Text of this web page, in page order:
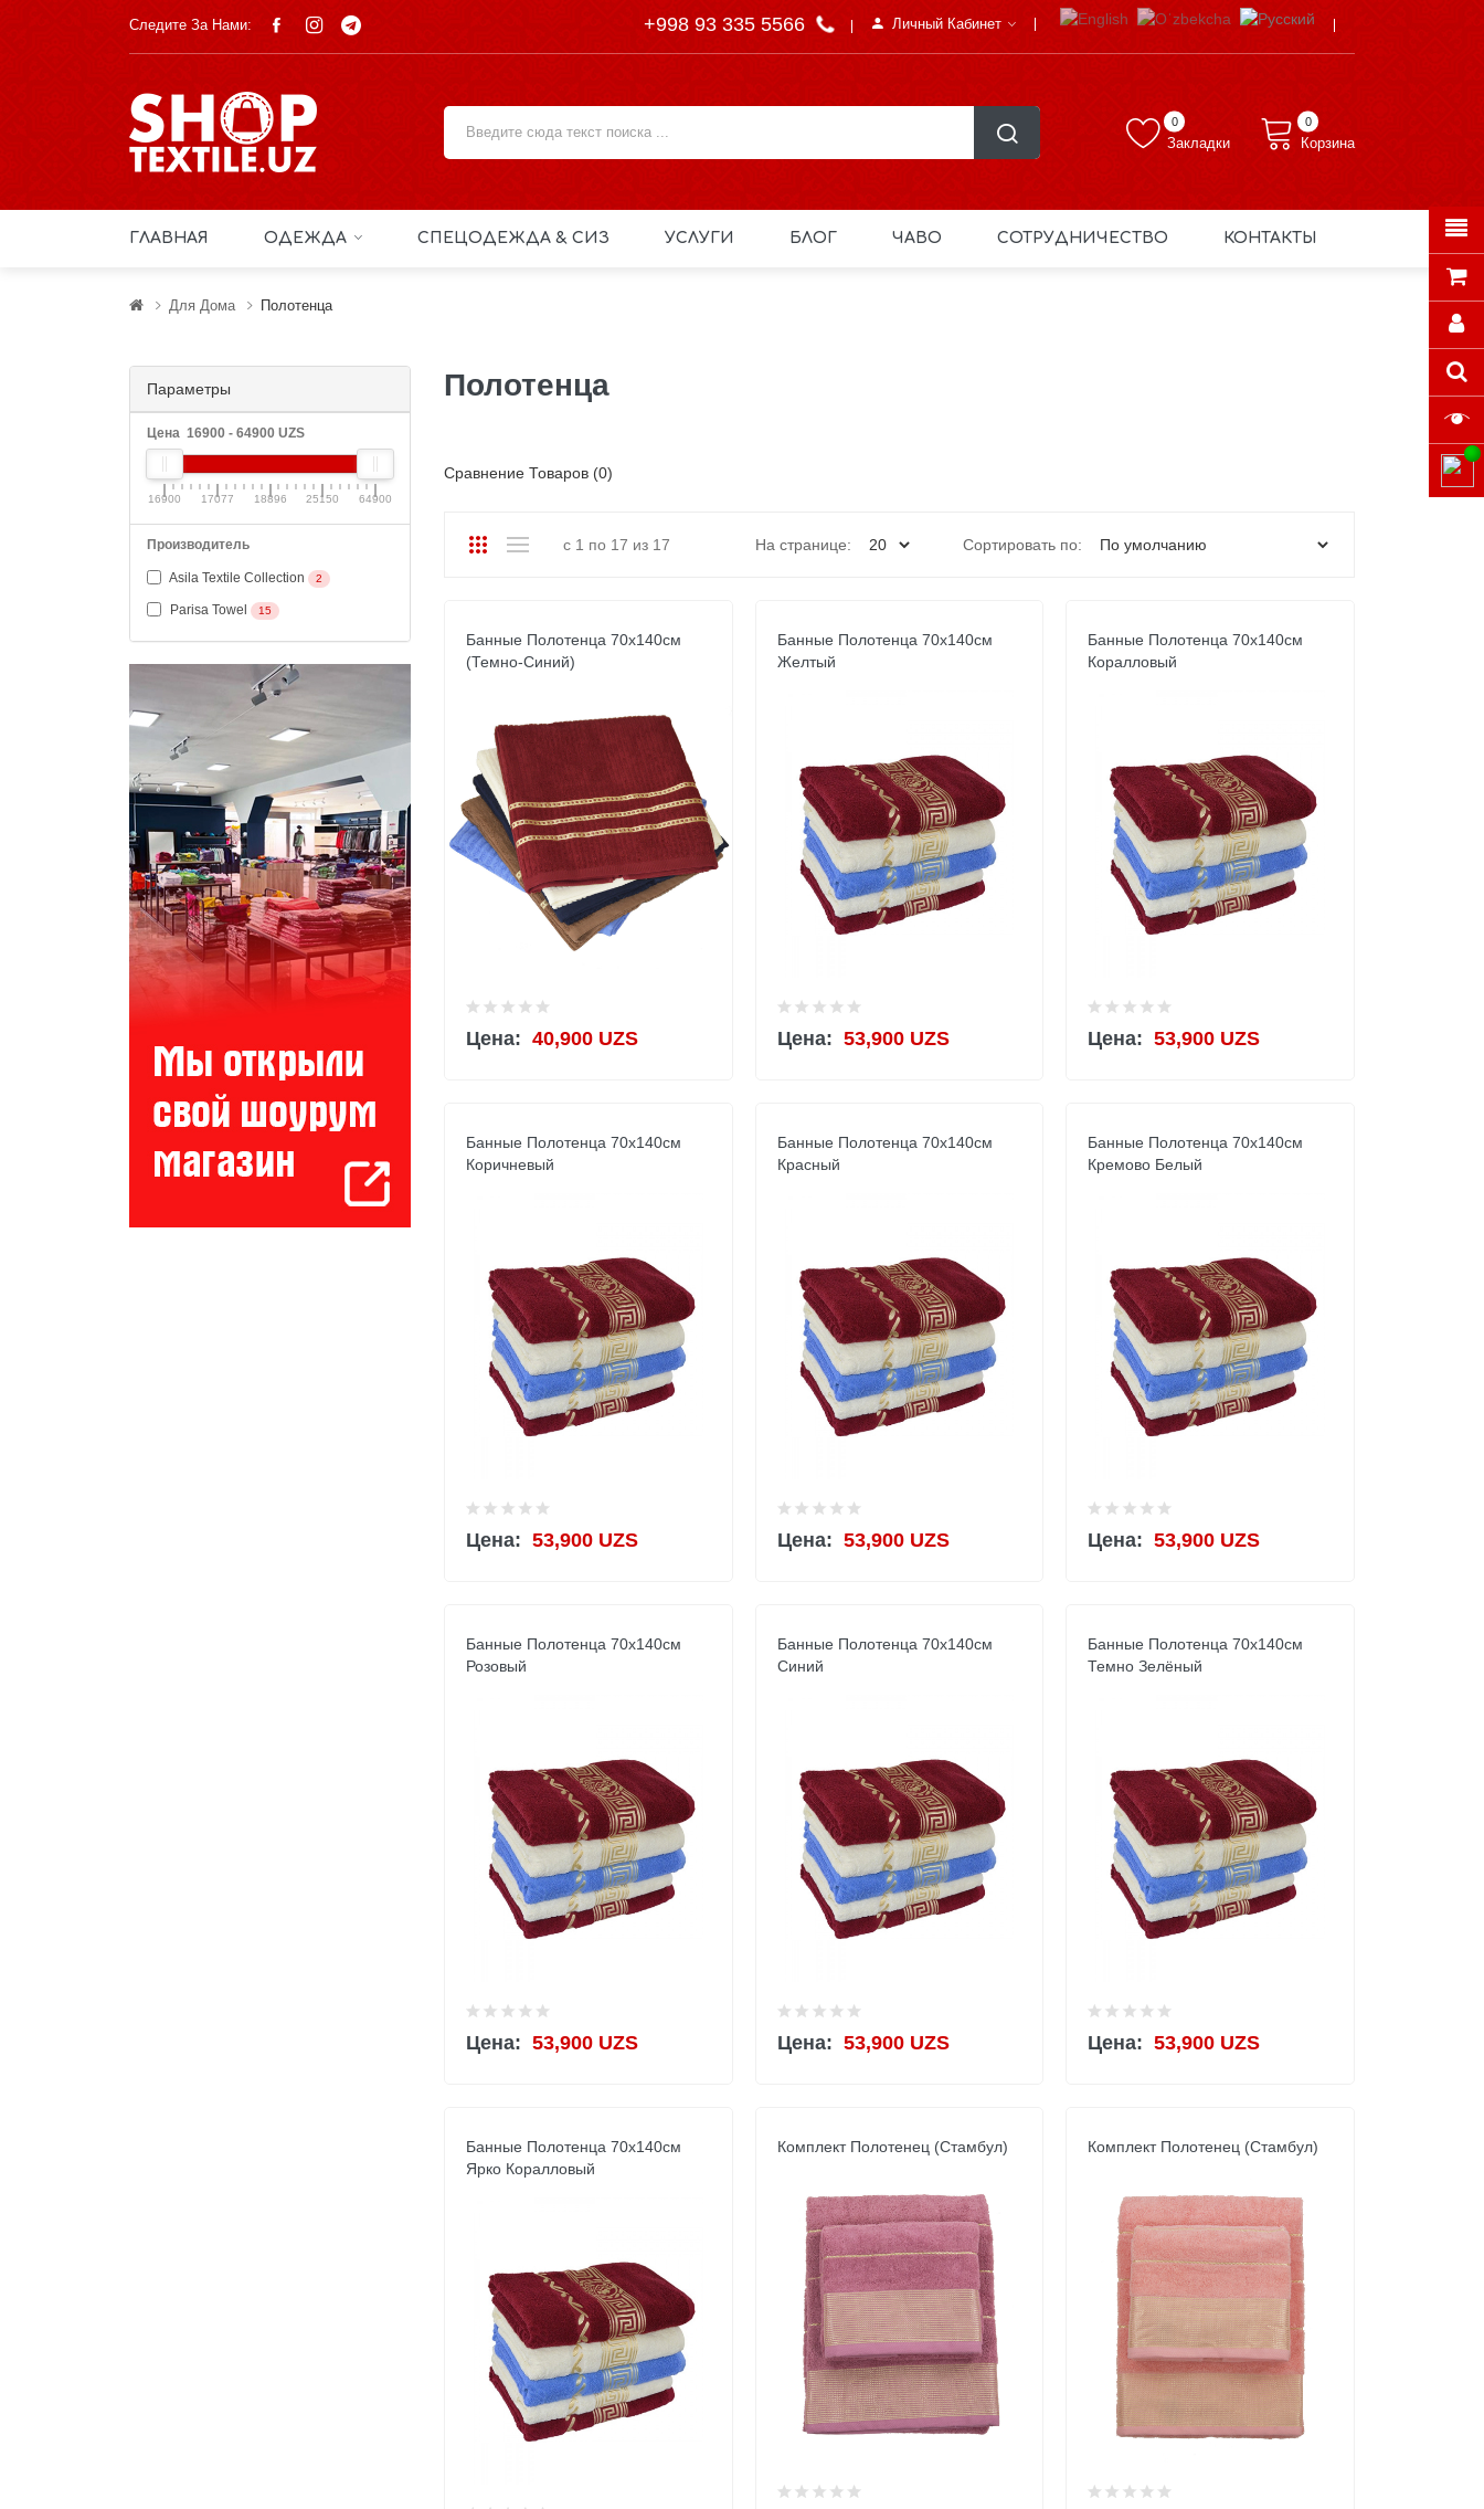
Следите За Нами: +998 93 335 5566 Личный Кабинет
Закладки
0 0
Корзина
ГЛАВНАЯ ОДЕЖДА СПЕЦОДЕЖДА & СИЗ УСЛУГИ БЛОГ ЧАВО СОТРУДНИЧЕСТВО КОНТАКТЫ
Для Дома Полотенца
Параметры
Цена 16900 - 64900 UZS
16900 17077 18896 25150 64900
Производитель
Asila Textile Collection 2
Parisa Towel 15
Полотенца
Сравнение Товаров (0)
с 1 по 17 из 17 Сортировать по:
На странице:
Банные Полотенца 70х140см
(Темно-Синий)
Цена: 40,900 UZS
Банные Полотенца 70х140см
Желтый
Цена: 53,900 UZS
Банные Полотенца 70х140см
Коралловый
Цена: 53,900 UZS
Банные Полотенца 70х140см
Коричневый
Цена: 53,900 UZS
Банные Полотенца 70х140см
Красный
Цена: 53,900 UZS
Банные Полотенца 70х140см
Кремово Белый
Цена: 53,900 UZS
Банные Полотенца 70х140см
Розовый
Цена: 53,900 UZS
Банные Полотенца 70х140см
Синий
Цена: 53,900 UZS
Банные Полотенца 70х140см
Темно Зелёный
Цена: 53,900 UZS
Банные Полотенца 70х140см
Ярко Коралловый
Комплект Полотенец (Стамбул) Комплект Полотенец (Стамбул)